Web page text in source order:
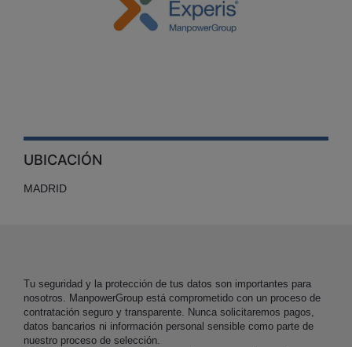
UBICACIÓN
MADRID
Tu seguridad y la protección de tus datos son importantes para
nosotros. ManpowerGroup está comprometido con un proceso de
contratación seguro y transparente. Nunca solicitaremos pagos,
datos bancarios ni información personal sensible como parte de
nuestro proceso de selección.